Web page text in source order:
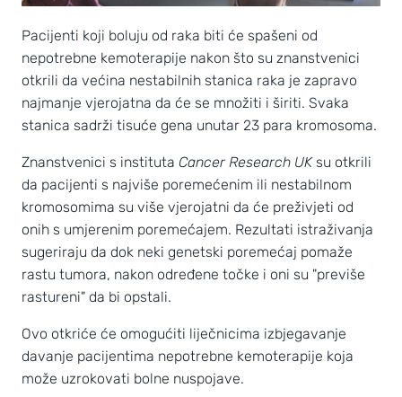
Pacijenti koji boluju od raka biti će spašeni od
nepotrebne kemoterapije nakon što su znanstvenici
otkrili da većina nestabilnih stanica raka je zapravo
najmanje vjerojatna da će se množiti i širiti. Svaka
stanica sadrži tisuće gena unutar 23 para kromosoma.
Znanstvenici s instituta Cancer Research UKsu otkrili
da pacijenti s najviše poremećenim ili nestabilnom
kromosomima su više vjerojatni da će preživjeti od
onih s umjerenim poremećajem. Rezultati istraživanja
sugeriraju da dok neki genetski poremećaj pomaže
rastu tumora, nakon određene točke i oni su "previše
rastureni" da bi opstali.
Ovo otkriće će omogućiti liječnicima izbjegavanje
davanje pacijentima nepotrebne kemoterapije koja
može uzrokovati bolne nuspojave.